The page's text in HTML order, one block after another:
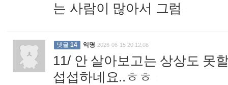
는 사람이 많아서 그럼
댓글 14 익명 2026-06-15 20:12:08
11/ 안 살아보고는 상상도 못
섭섭하네요..ㅎㅎ